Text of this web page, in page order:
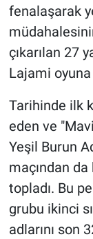
fenalaşarak
çıkarılan 27
Lajami
Tarihinde ilk
eden ve
Yeşil Burun
maçından
topladı. Bu
grubu ikinci
adlarını son